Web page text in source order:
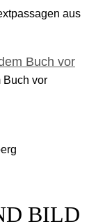
aus
Buch vor
BILD